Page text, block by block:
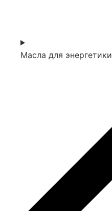
Масла для энергетики